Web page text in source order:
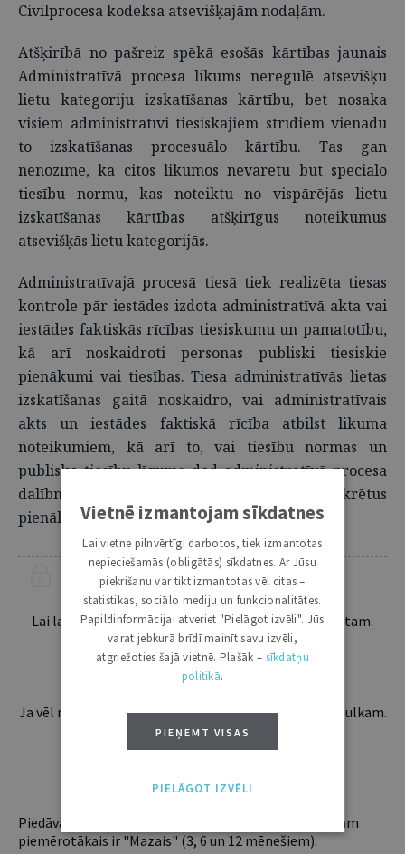
Civilprocesa kodeksa atsevišķajām nodaļām.
Atšķirībā no pašreiz spēkā esošās kārtības jaunais
Administratīvā procesa likums neregulē atsevišķu
lietu kategoriju izskatīšanas kārtību, bet nosaka
visiem administratīvi tiesiskajiem strīdiem vienādu
to izskatīšanas procesuālo kārtību. Tas gan
nenozīmē, ka citos likumos nevarētu būt speciālo
tiesību normu, kas noteiktu no vispārējās lietu
izskatīšanas kārtības atšķirīgus noteikumus
atsevišķās lietu kategorijās.
Administratīvajā procesā tiesā tiek realizēta tiesas
kontrole pār iestādes izdota administratīvā akta vai
iestādes faktiskās rīcības tiesiskumu un pamatotību,
kā arī noskaidroti personas publiski tiesiskie
pienākumi vai tiesības. Tiesa administratīvās lietas
izskatīšanas gaitā noskaidro, vai administratīvais
akts un iestādes faktiskā rīcība atbilst likuma
noteikumiem, kā arī to, vai tiesību normas un
publisko tiesību līgums dod administratīvā procesa
dalībniekiem noteiktas tiesības vai uzliek konkrētus
pienākumus.
ŠIS RAKSTS PIEEJAMS “JURISTA VĀRDA” ABONENTIEM
Lai lasītu šo rakstu tālāk, Tev jābūt žurnāla abonentam.
Esošos abonentus lūdzam autorizēties:
Ja vēl neesi abonents, aicinām pievienoties lasītāju pulkam.
Iegūsi tūlītēju piekļuvi digitālajam saturam!
ABONĒT
Piedāvājam trīs abonementu veidus. Vienam lietotājam
piemērotākais ir "Mazais" (3, 6 un 12 mēnešiem).
Vietnē izmantojam sīkdatnes
Lai vietne pilnvērtīgi darbotos, tiek izmantotas
nepieciešamās (obligātās) sīkdatnes. Ar Jūsu
piekrišanu var tikt izmantotas vēl citas –
statistikas, sociālo mediju un funkcionalitātes.
Papildinformācijai atveriet "Pielāgot izvēli". Jūs
varat jebkurā brīdī mainīt savu izvēli,
atgriežoties šajā vietnē. Plašāk – sīkdatņu
politikā.
PIEŅEMT VISAS
PIELĀGOT IZVĒLI